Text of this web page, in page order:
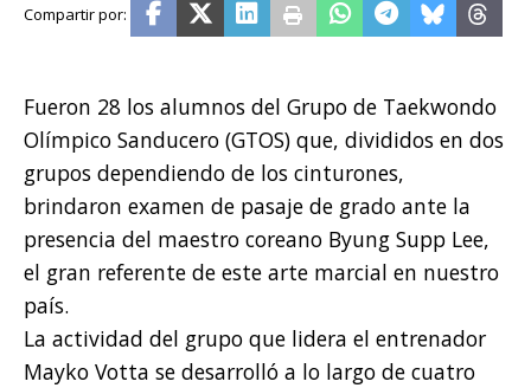
Fueron 28 los alumnos del Grupo de Taekwondo
Olímpico Sanducero (GTOS) que, divididos en dos
grupos dependiendo de los cinturones,
brindaron examen de pasaje de grado ante la
presencia del maestro coreano Byung Supp Lee,
el gran referente de este arte marcial en nuestro
país.
La actividad del grupo que lidera el entrenador
Mayko Votta se desarrolló a lo largo de cuatro